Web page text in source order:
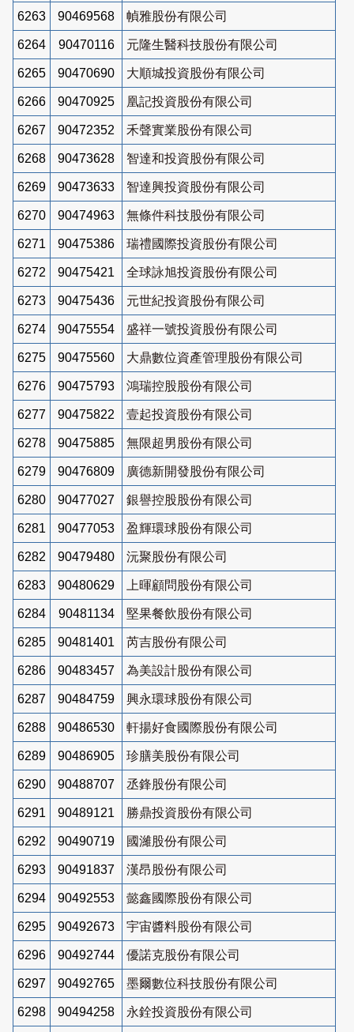
6263 90469568 幀雅股份有限公司
6264 90470116 元隆生醫科技股份有限公司
6265 90470690 大順城投資股份有限公司
6266 90470925 凰記投資股份有限公司
6267 90472352 禾聲實業股份有限公司
6268 90473628 智達和投資股份有限公司
6269 90473633 智達興投資股份有限公司
6270 90474963 無條件科技股份有限公司
6271 90475386 瑞禮國際投資股份有限公司
6272 90475421 全球詠旭投資股份有限公司
6273 90475436 元世紀投資股份有限公司
6274 90475554 盛祥一號投資股份有限公司
6275 90475560 大鼎數位資產管理股份有限公司
6276 90475793 鴻瑞控股股份有限公司
6277 90475822 壹起投資股份有限公司
6278 90475885 無限超男股份有限公司
6279 90476809 廣德新開發股份有限公司
6280 90477027 銀譽控股股份有限公司
6281 90477053 盈輝環球股份有限公司
6282 90479480 沅聚股份有限公司
6283 90480629 上暉顧問股份有限公司
6284 90481134 堅果餐飲股份有限公司
6285 90481401 芮吉股份有限公司
6286 90483457 為美設計股份有限公司
6287 90484759 興永環球股份有限公司
6288 90486530 軒揚好食國際股份有限公司
6289 90486905 珍膳美股份有限公司
6290 90488707 丞鋒股份有限公司
6291 90489121 勝鼎投資股份有限公司
6292 90490719 國濰股份有限公司
6293 90491837 漢昂股份有限公司
6294 90492553 懿鑫國際股份有限公司
6295 90492673 宇宙醬料股份有限公司
6296 90492744 優諾克股份有限公司
6297 90492765 墨爾數位科技股份有限公司
6298 90494258 永銓投資股份有限公司